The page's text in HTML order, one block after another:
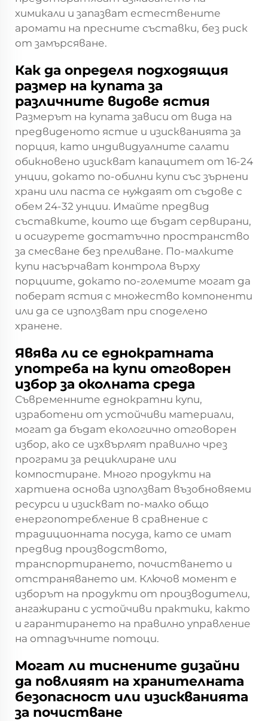
химикали и запазват естествените
аромати на пресните съставки, без риск
от замърсяване.
Как да определя подходящия
размер на купата за
различните видове ястия
Размерът на купата зависи от вида на
предвиденото ястие и изискванията за
порция, като индивидуалните салати
обикновено изискват капацитет от 16-24
унции, докато по-обилни купи със зърнени
храни или паста се нуждаят от съдове с
обем 24-32 унции. Имайте предвид
съставките, които ще бъдат сервирани,
и осигурете достатъчно пространство
за смесване без преливане. По-малките
купи насърчават контрола върху
порциите, докато по-големите могат да
поберат ястия с множество компоненти
или да се използват при споделено
хранене.
Явява ли се еднократната
употреба на купи отговорен
избор за околната среда
Съвременните еднократни купи,
изработени от устойчиви материали,
могат да бъдат екологично отговорен
избор, ако се изхвърлят правилно чрез
програми за рециклиране или
компостиране. Много продукти на
хартиена основа използват възобновяеми
ресурси и изискват по-малко общо
енергопотребление в сравнение с
традиционната посуда, като се имат
предвид производството,
транспортирането, почистването и
отстраняването им. Ключов момент е
изборът на продукти от производители,
ангажирани с устойчиви практики, както
и гарантирането на правилно управление
на отпадъчните потоци.
Могат ли тиснените дизайни
да повлияят на хранителната
безопасност или изискванията
за почистване